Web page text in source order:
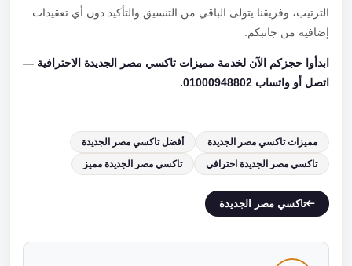
الترتيب، وفريقنا يتولى الباقي من التنسيق والتأكيد دون أي تعقيدات
إضافية من جانبكم.
ابدأوا حجزكم الآن لخدمة مميزات تاكسي مصر الجديدة الاحترافية —
اتصل أو واتساب 01000948802.
مميزات تاكسي مصر الجديدة
أفضل تاكسي مصر الجديدة
تاكسي مصر الجديدة احترافي
تاكسي مصر الجديدة مميز
تاكسي مصر الجديدة